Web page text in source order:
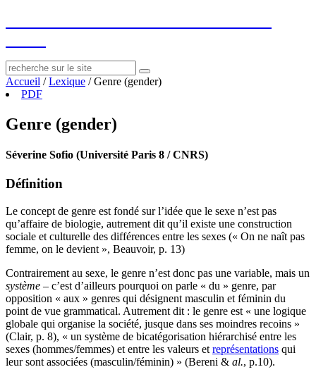
Accueil /Lexique /Genre (gender)
PDF
Genre (gender)
Séverine Sofio (Université Paris 8 / CNRS)
Définition
Le concept de genre est fondé sur l’idée que le sexe n’est pas
qu’affaire de biologie, autrement dit qu’il existe une construction
sociale et culturelle des différences entre les sexes (« On ne naît pas
femme, on le devient », Beauvoir, p. 13)
Contrairement au sexe, le genre n’est donc pas une variable, mais un
système – c’est d’ailleurs pourquoi on parle « du » genre, par
opposition « aux » genres qui désignent masculin et féminin du
point de vue grammatical. Autrement dit : le genre est « une logique
globale qui organise la société, jusque dans ses moindres recoins »
(Clair, p. 8), « un système de bicatégorisation hiérarchisé entre les
sexes (hommes/femmes) et entre les valeurs et représentations qui
leur sont associées (masculin/féminin) » (Bereni & al., p.10).